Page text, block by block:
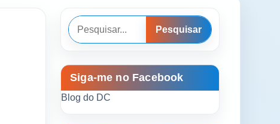
Pesquisar
Pesquisar
Siga-me no Facebook
Blog do DC